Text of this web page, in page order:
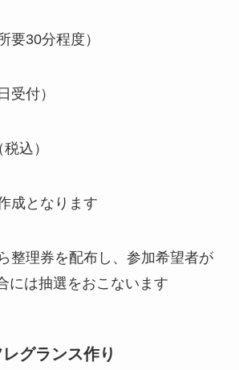
要30分程度）
受付）
込）
成となります
整理券を配布し、参加希望者が
には抽選をおこないます
グランス作り